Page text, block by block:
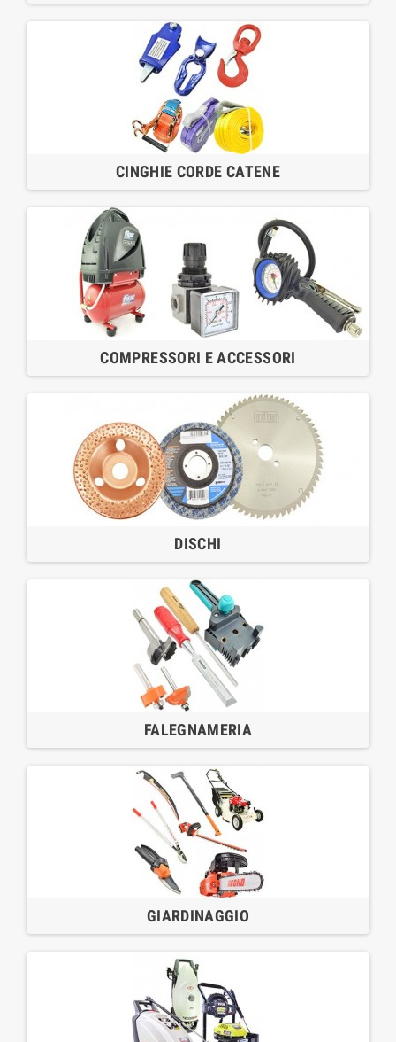
CINGHIE CORDE CATENE
COMPRESSORI E ACCESSORI
DISCHI
FALEGNAMERIA
GIARDINAGGIO